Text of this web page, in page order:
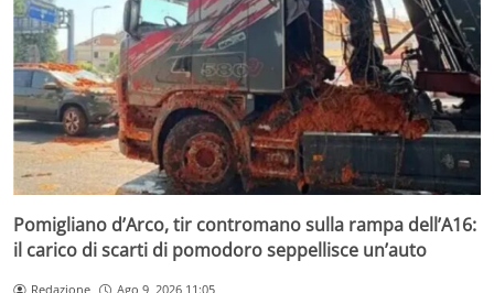
Pomigliano d’Arco, tir contromano sulla rampa dell’A16:
il carico di scarti di pomodoro seppellisce un’auto
Redazione Ago 9, 2026 11:05